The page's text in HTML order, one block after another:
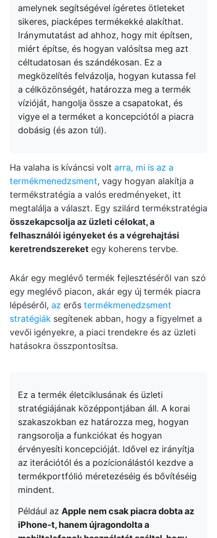
amelynek segítségével ígéretes ötleteket
sikeres, piacképes termékekké alakíthat.
Iránymutatást ad ahhoz, hogy mit építsen,
miért építse, és hogyan valósítsa meg azt
céltudatosan és szándékosan. Ez a
megközelítés felvázolja, hogyan kutassa fel
a célközönségét, határozza meg a termék
vízióját, hangolja össze a csapatokat, és
vigye el a terméket a koncepciótól a piacra
dobásig (és azon túl).
Ha valaha is kíváncsi volt arra, mi is az a
termékmenedzsment, vagy hogyan alakítja a
termékstratégia a valós eredményeket, itt
megtalálja a választ. Egy szilárd termékstratégia
összekapcsolja az üzleti célokat, a
felhasználói igényeket és a végrehajtási
keretrendszereket egy koherens tervbe.
Akár egy meglévő termék fejlesztéséről van szó
egy meglévő piacon, akár egy új termék piacra
lépéséről, az erős termékmenedzsment
stratégiák segítenek abban, hogy a figyelmet a
vevői igényekre, a piaci trendekre és az üzleti
hatásokra összpontosítsa.
Ez a termék életciklusának és üzleti
stratégiájának középpontjában áll. A korai
szakaszokban ez határozza meg, hogyan
rangsorolja a funkciókat és hogyan
érvényesíti koncepcióját. Idővel ez irányítja
az iterációtól és a pozícionálástól kezdve a
termékportfólió méretezéséig és bővítéséig
mindent.
Például az Apple nem csak piacra dobta az
iPhone-t, hanem újragondolta a